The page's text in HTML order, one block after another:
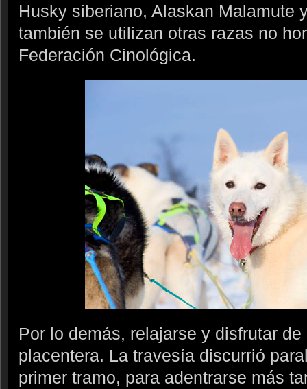
Husky siberiano, Alaskan Malamute
también se utilizan otras razas no
Federación Cinológica.
Por lo demás, relajarse y disfrutar
placentera. La travesía discurrió
primer tramo, para adentrarse más